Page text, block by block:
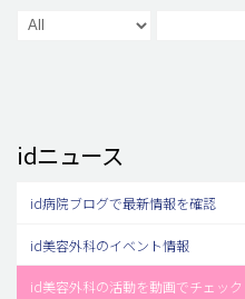
idニュース
id病院ブログで最新情報を確認
id美容外科のイベント情報
id美容外科の活動を動画でチェック